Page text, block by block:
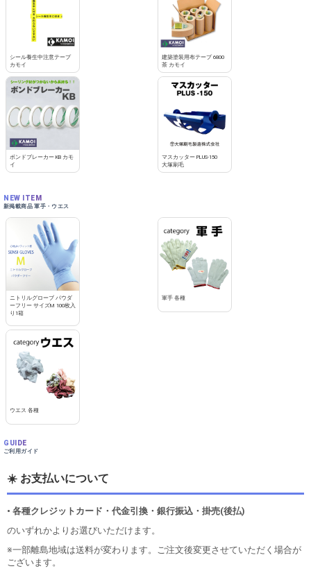
シール養生中注意テープ
カモイ
建築塗装用布テープ 6800
茶 カモイ
ボンドブレーカー KB カモ
イ
マスカッター PLUS-150
大塚刷毛
NEW ITEM
新掲載商品 軍手・ウエス
ニトリルグローブ パウダ
ーフリー サイズM 100枚入
り1箱
軍手 各種
ウエス 各種
GUIDE
ご利用ガイド
☀️ お支払いについて
• 各種クレジットカード・代金引換・銀行振込・掛売(後払)
のいずれかよりお選びいただけます。
※一部離島地域は送料が変わります。ご注文後変更させていただく場合が
ございます。